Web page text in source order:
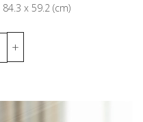
84.3 x 59.2 (cm)